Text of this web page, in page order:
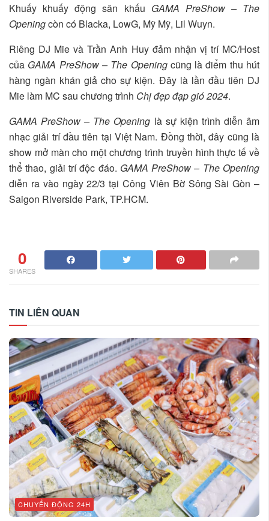
Khuấy khuấy động sân khấu GAMA PreShow – The
Openingcòn có Blacka, LowG, Mỹ Mỹ, Lil Wuyn.
Riêng DJ Mie và Trần Anh Huy đảm nhận vị trí MC/Host
của GAMA PreShow – The Openingcũng là điểm thu hút
hàng ngàn khán giả cho sự kiện. Đây là lần đầu tiên DJ
Mie làm MC sau chương trình Chị đẹp đạp gió 2024.
GAMA PreShow – The Opening là sự kiện trình diễn âm
nhạc giải trí đầu tiên tại Việt Nam. Đồng thời, đây cũng là
show mở màn cho một chương trình truyền hình thực tế về
thể thao, giải trí độc đáo. GAMA PreShow – The Opening
diễn ra vào ngày 22/3 tại Công Viên Bờ Sông Sài Gòn –
Saigon Riverside Park, TP.HCM.
0
SHARES
TIN LIÊN QUAN
CHUYỂN ĐỘNG 24H